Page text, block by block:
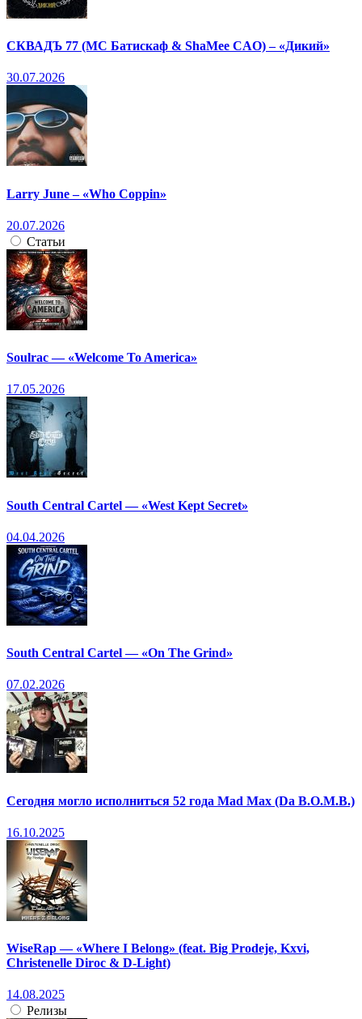
СКВАДЪ 77 (МС Батискаф & ShaMee CAO) – «Дикий»
30.07.2026
Larry June – «Who Coppin»
20.07.2026
Статьи
Soulrac — «Welcome To America»
17.05.2026
South Central Cartel — «West Kept Secret»
04.04.2026
South Central Cartel — «On The Grind»
07.02.2026
Сегодня могло исполниться 52 года Mad Max (Da B.O.M.B.)
16.10.2025
WiseRap — «Where I Belong» (feat. Big Prodeje, Kxvi,
Christenelle Diroc & D-Light)
14.08.2025
Релизы